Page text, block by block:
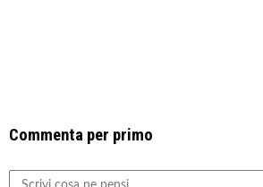
Commenta per primo